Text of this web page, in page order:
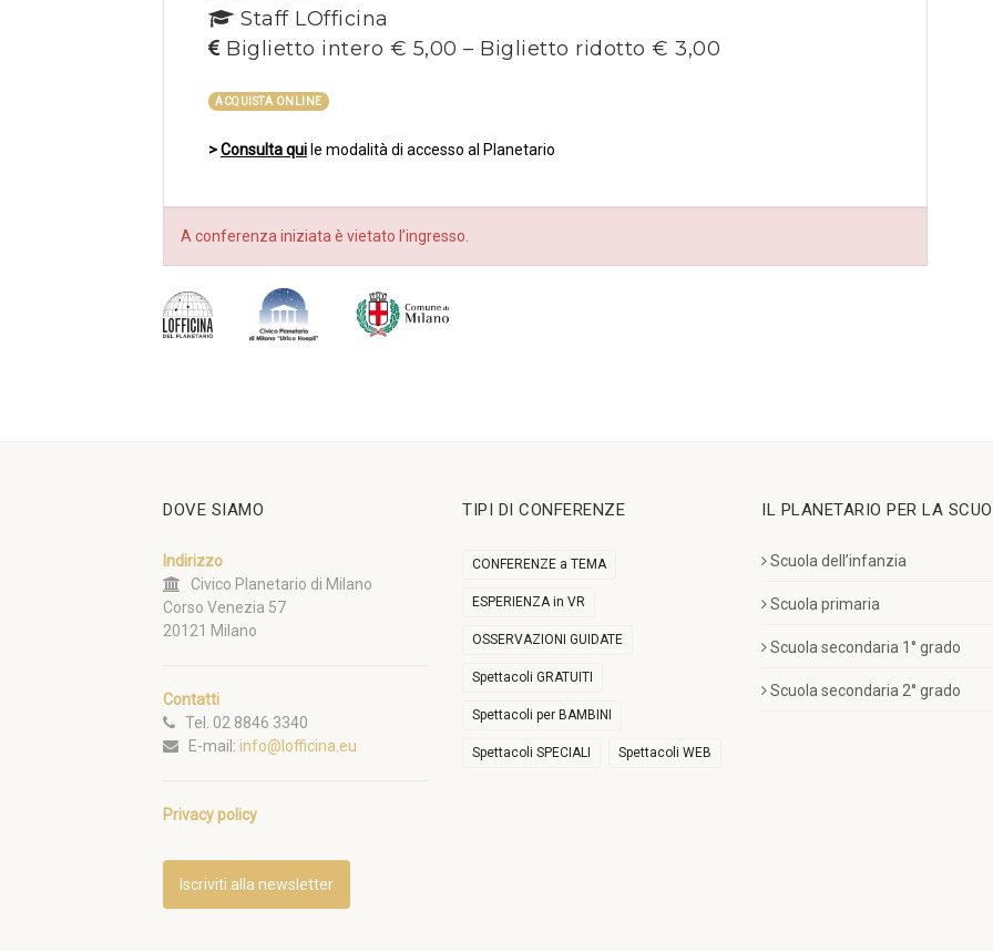
Staff LOfficina
Biglietto intero € 5,00 – Biglietto ridotto € 3,00
ACQUISTA ONLINE
>Consulta qui le modalità di accesso al Planetario
A conferenza iniziata è vietato l’ingresso.
DOVE SIAMO
Indirizzo
Civico Planetario di Milano
Corso Venezia 57
20121 Milano
Contatti
Tel. 02 8846 3340
E-mail: info@lofficina.eu
Privacy policy
Iscriviti alla newsletter
TIPI DI CONFERENZE
CONFERENZE a TEMA
ESPERIENZA in VR
OSSERVAZIONI GUIDATE
Spettacoli GRATUITI
Spettacoli per BAMBINI
Spettacoli SPECIALI Spettacoli WEB
IL PLANETARIO PER LA
Scuola dell’infanzia
Scuola primaria
Scuola secondaria 1° grado
Scuola secondaria 2° grado